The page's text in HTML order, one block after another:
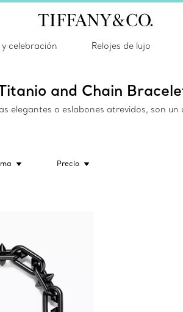
celebración Relojes de lujo
and Chain
elegantes o eslabones atrevidos, son
Precio